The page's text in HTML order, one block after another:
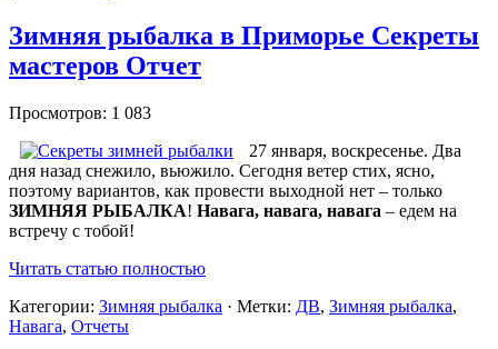
Зимняя рыбалка в Приморье Секреты
мастеров Отчет
Просмотров: 1 083
27 января, воскресенье. Два
дня назад снежило, вьюжило. Сегодня ветер стих, ясно,
поэтому вариантов, как провести выходной нет – только
ЗИМНЯЯ РЫБАЛКА! Навага, навага, навага – едем на
встречу с тобой!
Читать статью полностью
Категории: Зимняя рыбалка · Метки: ДВ, Зимняя рыбалка,
Навага, Отчеты